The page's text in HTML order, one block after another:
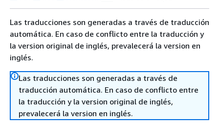
Las traducciones son generadas a través de traducción
automática. En caso de conflicto entre la traducción y
la version original de inglés, prevalecerá la version en
inglés.
Las traducciones son generadas a través de
traducción automática. En caso de conflicto entre
la traducción y la version original de inglés,
prevalecerá la version en inglés.